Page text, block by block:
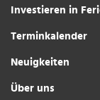
Investieren in
Terminkalender
Neuigkeiten
Über uns